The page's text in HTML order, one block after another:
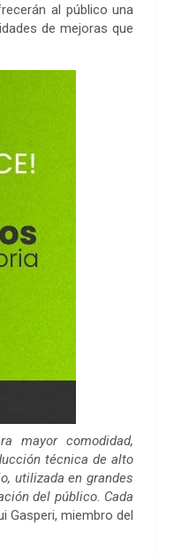
al público una
de mejoras que
mayor comodidad,
técnica de alto
utilizada en grandes
del público. Cada
Gasperi, miembro del